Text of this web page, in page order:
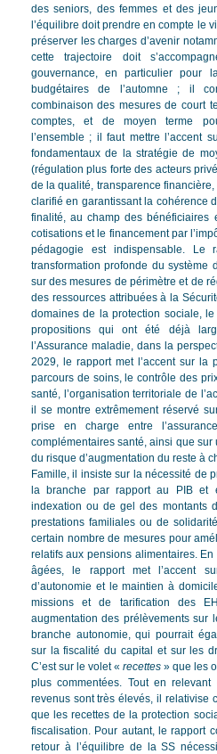
des seniors, des femmes et des
l’équilibre doit prendre en compte le
préserver les charges d’avenir
cette trajectoire doit
gouvernance, en particulier pour
budgétaires de l’automne ; il
combinaison des mesures de court
comptes, et de moyen terme
l’ensemble ; il faut mettre l’accent
fondamentaux de la stratégie de
(régulation plus forte des acteurs
de la qualité, transparence
clarifié en garantissant la cohérence
finalité, au champ des bénéficiaires
cotisations et le financement par
pédagogie est indispensable. Le
transformation profonde du système
sur des mesures de périmètre et de
des ressources attribuées à la
domaines de la protection sociale,
propositions qui ont été déjà
l’Assurance maladie, dans la
2029, le rapport met l’accent sur la
parcours de soins, le contrôle des
santé, l’organisation territoriale de
il se montre extrêmement réservé
prise en charge entre
complémentaires santé, ainsi que sur
du risque d’augmentation du reste à
Famille, il insiste sur la nécessité de
la branche par rapport au PIB et
indexation ou de gel des montants
prestations familiales ou de
certain nombre de mesures pour
relatifs aux pensions alimentaires.
âgées, le rapport met l’accent
d’autonomie et le maintien à
missions et de tarification des
augmentation des prélèvements sur
branche autonomie, qui pourrait
sur la fiscalité du capital et sur les
C’est sur le volet « recettes» que les
plus commentées. Tout en
revenus sont très élevés, il relativise
que les recettes de la protection
fiscalisation. Pour autant, le rapport
retour à l’équilibre de la SS